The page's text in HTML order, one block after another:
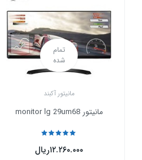
تمام
شده
مانیتور آکبند
مانیتور monitor lg 29um68
ریال۱۲.۲۶۰.۰۰۰